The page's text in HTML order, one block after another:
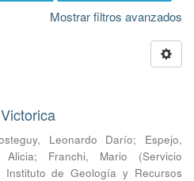
Mostrar filtros avanzados
Leonardo Darío; Espejo,
Alicia; Franchi, Mario (Servicio
Instituto de Geología y Recursos